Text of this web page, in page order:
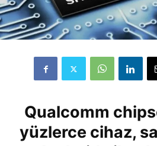
Qualcomm
yüzlerce cihaz,